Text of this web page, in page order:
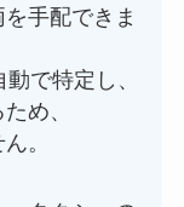
手配できま
で特定し、
め、
。